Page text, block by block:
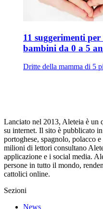
11 suggerimenti
bambini da 0 a 5
Dritte della mamma di 5
Lanciato nel 2013, Aleteia è un
su internet. Il sito è pubblicato
portoghese, spagnolo, polacco
milioni di lettori consultano
applicazione e i social media.
persone in tutto il mondo,
cattolici online.
Sezioni
News